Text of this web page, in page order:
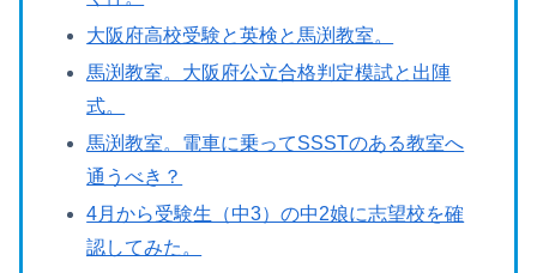
大阪府高校受験と英検と馬渕教室。
馬渕教室。大阪府公立合格判定模試と出陣
式。
馬渕教室。電車に乗ってSSSTのある教室へ
通うべき？
4月から受験生（中3）の中2娘に志望校を確
認してみた。